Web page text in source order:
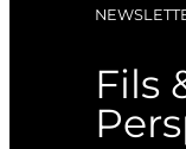
Fils